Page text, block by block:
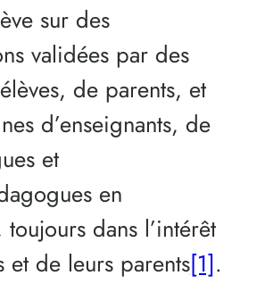
sur des
validées par des
de parents, et
d’enseignants, de
et
en
dans l’intérêt
et de leurs parents[1].